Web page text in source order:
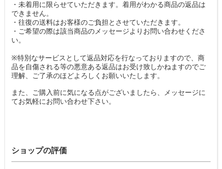
・未着用に限らせていただきます。着用がわかる商品の返品は
できません。
・往復の送料はお客様のご負担とさせていただきます。
・ご希望の際は該当商品のメッセージよりお問い合わせくださ
い。
※特別なサービスとして返品対応を行なっておりますので、商
品を自傷される等の悪意ある返品はお受け致しかねますのでご
理解、ご了承のほどよろしくお願いいたします。
また、ご購入前に気になる点がございましたら、メッセージに
てお気軽にお問い合わせ下さい。
ショップの評価